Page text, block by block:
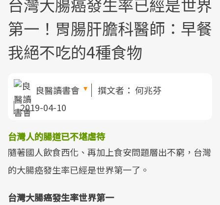
第一！胃腸肝膽科醫師：早餐
我絕不吃的4種食物
良醫讀書會 撰文者： 何兆芬
2019-04-10
台灣人的腸道已不堪虐待
隨著國人飲食西化、再加上食安問題層出不窮，台灣
的大腸癌發生率已經是世界第一了。
台灣大腸癌發生率世界第一